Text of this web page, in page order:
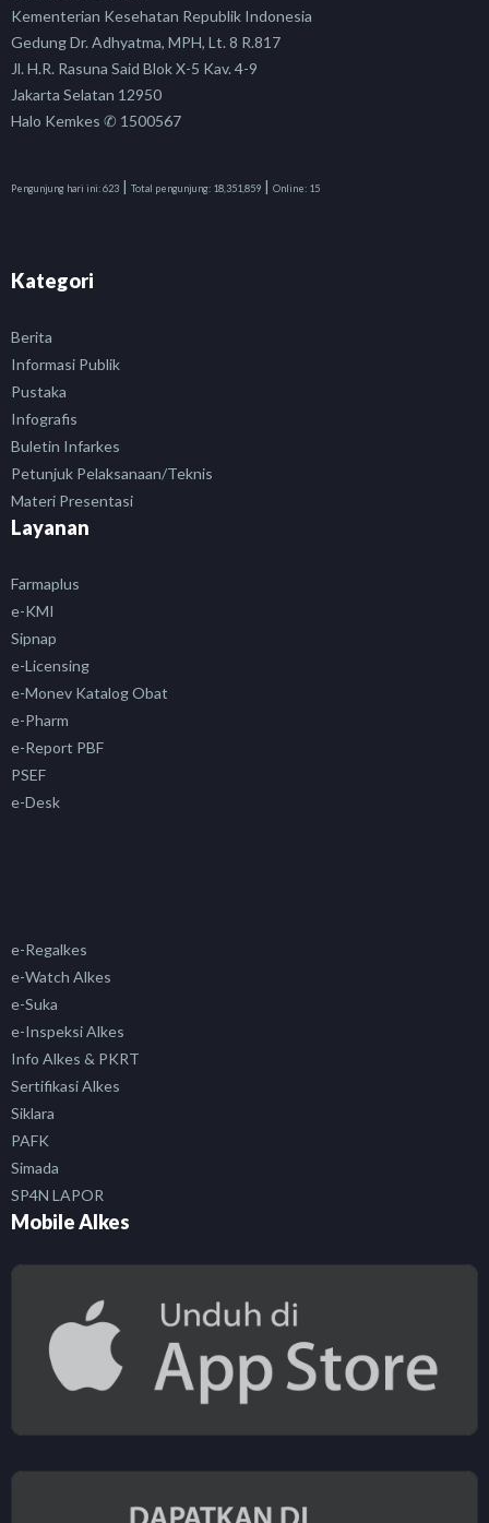
Kementerian Kesehatan Republik Indonesia
Gedung Dr. Adhyatma, MPH, Lt. 8 R.817
Jl. H.R. Rasuna Said Blok X-5 Kav. 4-9
Jakarta Selatan 12950
Halo Kemkes ✆ 1500567
Pengunjung hari ini:623 | Total pengunjung: 18,351,859 | Online: 15
Kategori
Berita
Informasi Publik
Pustaka
Infografis
Buletin Infarkes
Petunjuk Pelaksanaan/Teknis
Materi Presentasi
Layanan
Farmaplus
e-KMI
Sipnap
e-Licensing
e-Monev Katalog Obat
e-Pharm
e-Report PBF
PSEF
e-Desk
e-Regalkes
e-Watch Alkes
e-Suka
e-Inspeksi Alkes
Info Alkes & PKRT
Sertifikasi Alkes
Siklara
PAFK
Simada
SP4N LAPOR
Mobile Alkes